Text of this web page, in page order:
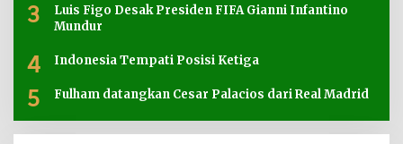
3
Luis Figo Desak Presiden FIFA Gianni Infantino
Mundur
4 Indonesia Tempati Posisi Ketiga
5 Fulham datangkan Cesar Palacios dari Real Madrid